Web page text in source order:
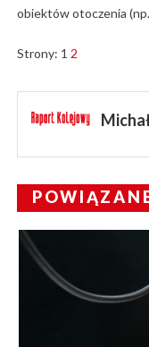
obiektów otoczenia
Strony: 1 2